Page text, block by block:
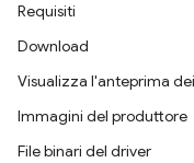
Requisiti
Download
Visualizza l'anteprima
Immagini del produttore
File binari del driver